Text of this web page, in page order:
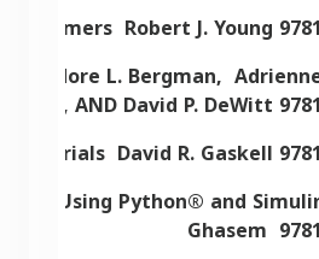
Robert J. Young
L. Bergman,
AND David P. DeWitt
David R. Gaskell
Using Python® and
Ghasem